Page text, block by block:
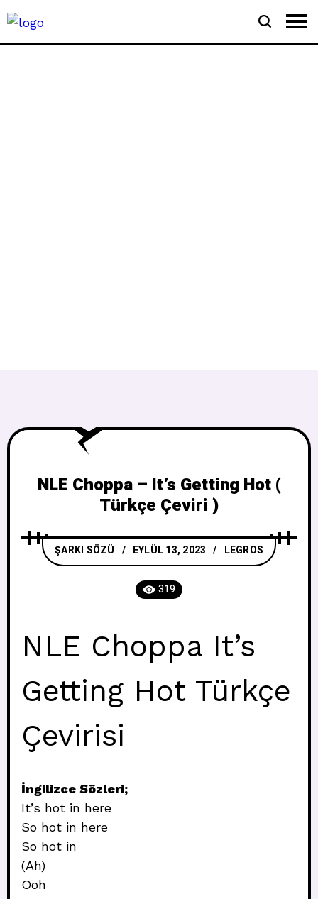
NLE Choppa – It’s Getting Hot (
Türkçe Çeviri )
ŞARKI SÖZÜ EYLÜL 13, 2023 LEGROS
319
NLE Choppa It’s
Getting Hot Türkçe
Çevirisi
İngilizce Sözleri;
It’s hot in here
So hot in here
So hot in
(Ah)
Ooh